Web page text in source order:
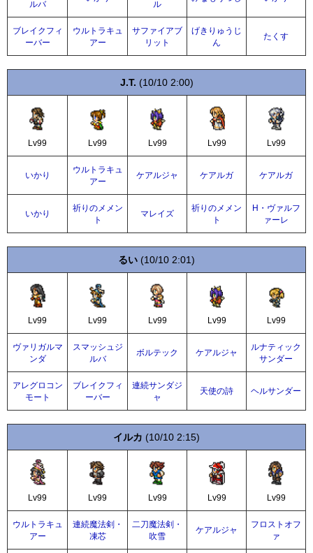
ルバ ル
ブレイクフィ
ーバー
ウルトラキュ
アー
サファイアブ
リット
げきりゅうじ
ん
たくす
J.T. (10/10 2:00)
Lv99 Lv99 Lv99 Lv99 Lv99
いかり
ウルトラキュ
アー
ケアルジャ ケアルガ ケアルガ
いかり
祈りのメメン
ト
マレイズ
祈りのメメン
ト
H・ヴァルフ
ァーレ
るい (10/10 2:01)
Lv99 Lv99 Lv99 Lv99 Lv99
ヴァリガルマ
ンダ
スマッシュジ
ルバ
ボルテック ケアルジャ
ルナティック
サンダー
アレグロコン
モート
ブレイクフィ
ーバー
連続サンダジ
ャ
天使の詩 ヘルサンダー
イルカ (10/10 2:15)
Lv99 Lv99 Lv99 Lv99 Lv99
ウルトラキュ
アー
連続魔法剣・
凍芯
二刀魔法剣・
吹雪
ケアルジャ
フロストオフ
ァ